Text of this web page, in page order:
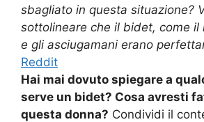
sbagliato in questa situazione?
sottolineare che il bidet, come il
e gli asciugamani erano
Reddit
Hai mai dovuto spiegare a
serve un bidet? Cosa avresti
questa donna? Condividi il